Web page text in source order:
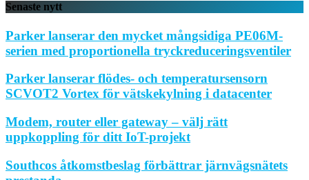
Senaste nytt
Parker lanserar den mycket mångsidiga PE06M-
serien med proportionella tryckreduceringsventiler
Parker lanserar flödes- och temperatursensorn
SCVOT2 Vortex för vätskekylning i datacenter
Modem, router eller gateway – välj rätt
uppkoppling för ditt IoT-projekt
Southcos åtkomstbeslag förbättrar järnvägsnätets